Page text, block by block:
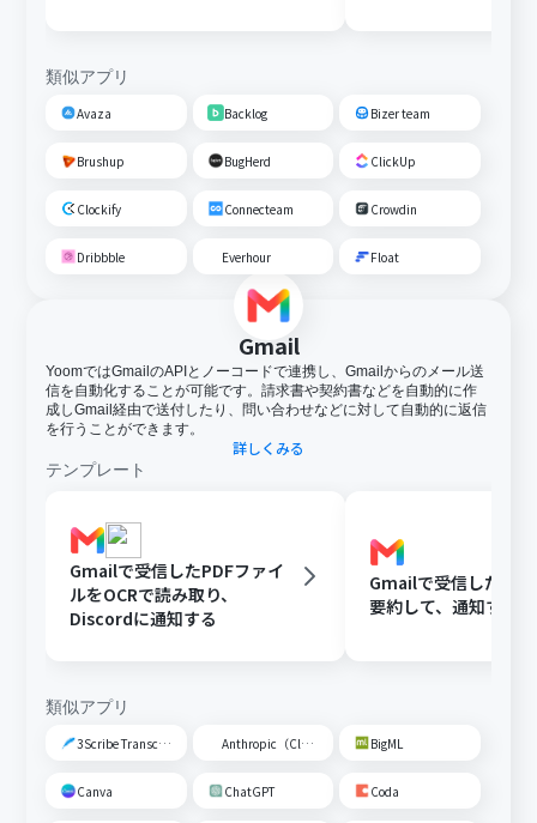
類似アプリ
Avaza Backlog Bizer team
Brushup BugHerd ClickUp
Clockify Connecteam Crowdin
Dribbble Everhour Float
Gmail
YoomではGmailのAPIとノーコードで連携し、Gmailからのメール送
信を自動化することが可能です。請求書や契約書などを自動的に作
成しGmail経由で送付したり、問い合わせなどに対して自動的に返信
を行うことができます。
詳しくみる
テンプレート
Gmailで受信したPDFファイ
ルをOCRで読み取り、
Discordに通知する
Gmailで受信した内
要約して、通知する
類似アプリ
3Scribe Transcription Anthropic（Claude） BigML
Canva ChatGPT Coda